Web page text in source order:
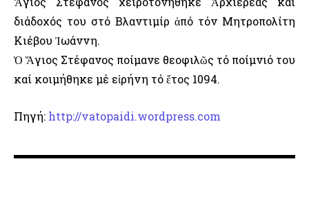
διάδοχός του στό Βλαντιμίρ ἀπό τόν Μητροπολίτη
Κιέβου Ἰωάννη.
Ὁ Ἅγιος Στέφανος ποίμανε θεοφιλῶς τό ποίμνιό του
καί κοιμήθηκε μέ εἰρήνη τό ἔτος 1094.
Πηγή: http://vatopaidi.wordpress.com